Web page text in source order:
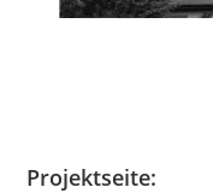
Projektseite: